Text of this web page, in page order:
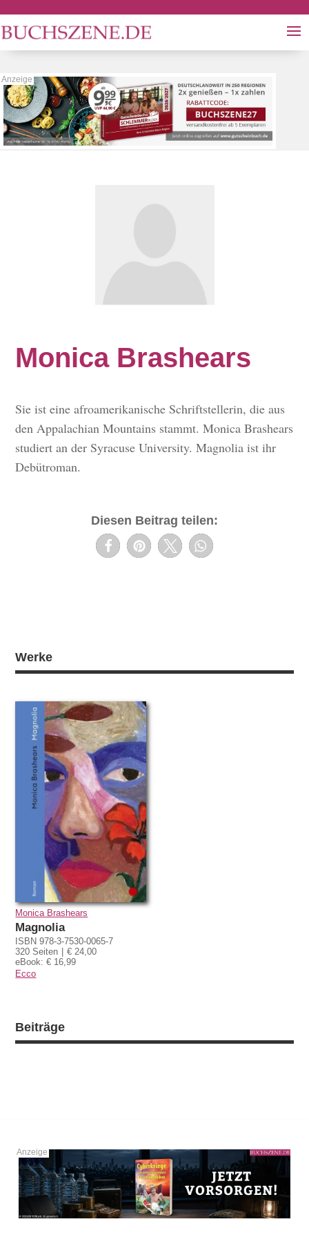
Monica Brashears
Sie ist eine afroamerikanische Schriftstellerin, die aus
den Appalachian Mountains stammt. Monica Brashears
studiert an der Syracuse University. Magnolia ist ihr
Debütroman.
Diesen Beitrag teilen:
Werke
Monica Brashears
Magnolia
ISBN 978-3-7530-0065-7
320 Seiten
€ 24,00
eBook: € 16,99
Ecco
Beiträge